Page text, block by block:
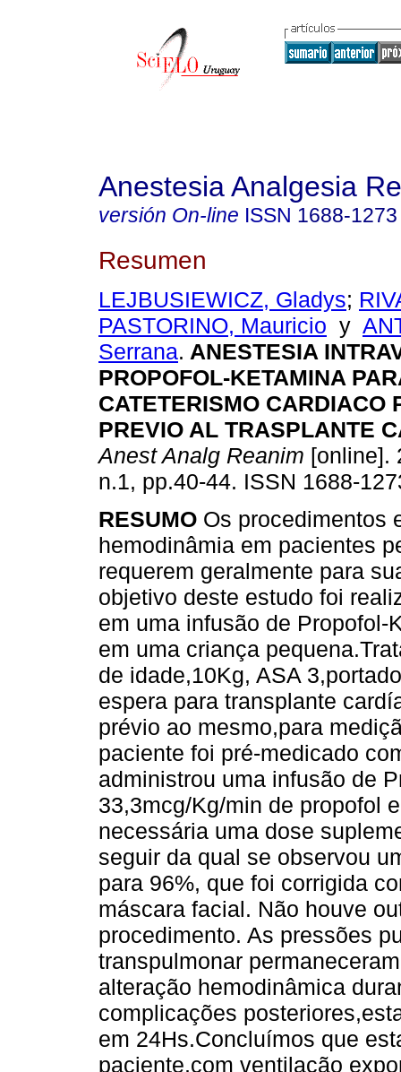
Anestesia Analgesia
versión On-line ISSN 1688-1273
Resumen
LEJBUSIEWICZ, Gladys;
PASTORINO, Mauricio y
Serrana. ANESTESIA
PROPOFOL-KETAMINA
CATETERISMO CARDIACO
PREVIO AL TRASPLANTE
Anest Analg Reanim [online].
n.1, pp.40-44. ISSN 1688-
RESUMO Os procedimentos
hemodinâmia em pacientes
requerem geralmente para
objetivo deste estudo foi
em uma infusão de
em uma criança
de idade,10Kg, ASA
espera para transplante
prévio ao mesmo,para
paciente foi pré-medicado
administrou uma infusão de
33,3mcg/Kg/min de propofol
necessária uma dose
seguir da qual se observou
para 96%, que foi corrigida
máscara facial. Não houve
procedimento. As pressões
transpulmonar
alteração hemodinâmica
complicações
em 24Hs.Concluímos que
paciente,com ventilação